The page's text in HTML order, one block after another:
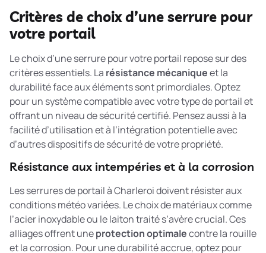
Critères de choix d’une serrure pour
votre portail
Le choix d’une serrure pour votre portail repose sur des
critères essentiels. La résistance mécaniqueet la
durabilité face aux éléments sont primordiales. Optez
pour un système compatible avec votre type de portail et
offrant un niveau de sécurité certifié. Pensez aussi à la
facilité d’utilisation et à l’intégration potentielle avec
d’autres dispositifs de sécurité de votre propriété.
Résistance aux intempéries et à la corrosion
Les serrures de portail à Charleroi doivent résister aux
conditions météo variées. Le choix de matériaux comme
l’acier inoxydable ou le laiton traité s’avère crucial. Ces
alliages offrent uneprotection optimalecontre la rouille
et la corrosion. Pour une durabilité accrue, optez pour